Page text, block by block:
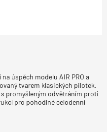
na úspěch modelu AIR PRO a
tvarem klasických pilotek.
promyšleným odvětráním proti
pro pohodlné celodenní